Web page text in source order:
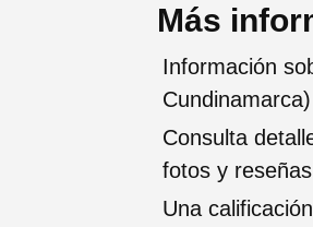
Más
Información
Cundinamarca)
Consulta
fotos y
Una